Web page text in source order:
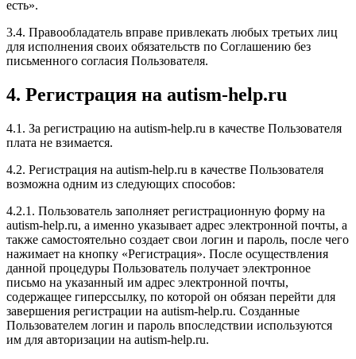
есть».
3.4. Правообладатель вправе привлекать любых третьих лиц
для исполнения своих обязательств по Соглашению без
письменного согласия Пользователя.
4. Регистрация на autism-help.ru
4.1. За регистрацию на autism-help.ru в качестве Пользователя
плата не взимается.
4.2. Регистрация на autism-help.ru в качестве Пользователя
возможна одним из следующих способов:
4.2.1. Пользователь заполняет регистрационную форму на
autism-help.ru, а именно указывает адрес электронной почты, а
также самостоятельно создает свои логин и пароль, после чего
нажимает на кнопку «Регистрация». После осуществления
данной процедуры Пользователь получает электронное
письмо на указанный им адрес электронной почты,
содержащее гиперссылку, по которой он обязан перейти для
завершения регистрации на autism-help.ru. Созданные
Пользователем логин и пароль впоследствии используются
им для авторизации на autism-help.ru.